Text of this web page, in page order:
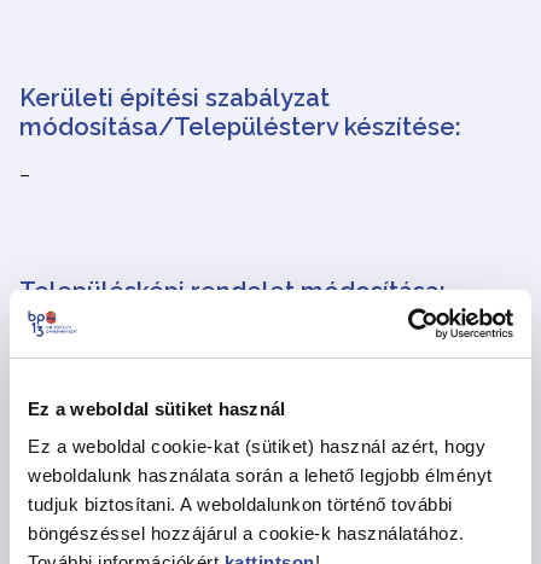
Ez a weboldal sütiket használ
Ez a weboldal cookie-kat (sütiket) használ azért, hogy
weboldalunk használata során a lehető legjobb élményt
tudjuk biztosítani. A weboldalunkon történő további
böngészéssel hozzájárul a cookie-k használatához.
Kerületi építési szabályzat
módosítása/Településterv készítése:
–
Településképi rendelet módosítása:
A településkép védelméről szóló rendelet módosítására
között
megtekinthető és véleményezhető.
Benyújtott telepítési tanulmánytervek
véleményezése: